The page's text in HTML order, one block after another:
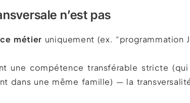
n’est pas
métier uniquement (ex. “programmation
une compétence transférable stricte (qui
dans une même famille) — la